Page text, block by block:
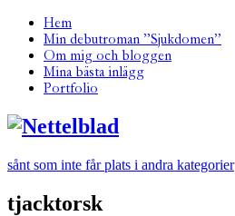
Hem
Min debutroman ”Sjukdomen”
Om mig och bloggen
Mina bästa inlägg
Portfolio
sånt som inte får plats i andra kategorier
tjacktorsk